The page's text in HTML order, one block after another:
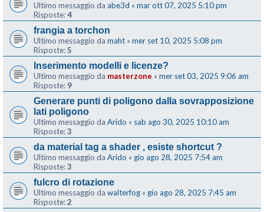
Ultimo messaggio da abe3d « mar ott 07, 2025 5:10 pm
Risposte:4
frangia a torchon
Ultimo messaggio da maht « mer set 10, 2025 5:08 pm
Risposte:5
Inserimento modelli e licenze?
Ultimo messaggio da masterzone « mer set 03, 2025 9:06 am
Risposte: 9
Generare punti di poligono dalla sovrapposizione
lati poligono
Ultimo messaggio da Arido « sab ago 30, 2025 10:10 am
Risposte:3
da material tag a shader , esiste shortcut ?
Ultimo messaggio da Arido « gio ago 28, 2025 7:54 am
Risposte:3
fulcro di rotazione
Ultimo messaggio da walterfog « gio ago 28, 2025 7:45 am
Risposte:2